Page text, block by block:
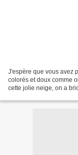
J'espère que vous avez
colorés et doux comme
cette jolie neige, on a